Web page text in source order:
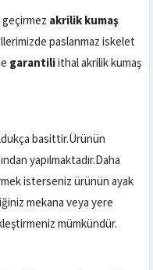
geçirmez akrilik kumaş
paslanmaz iskelet
garantiliithal akrilik kumaş
basittir.Ürünün
yapılmaktadır.Daha
isterseniz ürünün ayak
mekana veya yere
mümkündür.